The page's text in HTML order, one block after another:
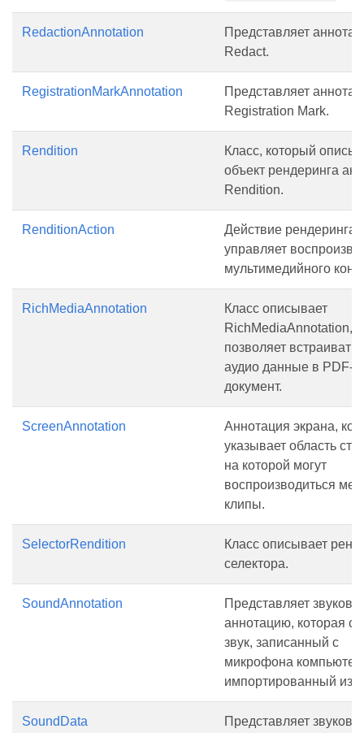
RedactionAnnotation
Представляет
Redact.
RegistrationMarkAnnotation
Представляет
Registration Mark.
Rendition
Класс, который
объект рендеринга
Rendition.
RenditionAction
Действие рендеринга,
управляет
мультимедийного
RichMediaAnnotation
Класс описывает
RichMediaAnnotation,
позволяет встраивать
аудио данные в PDF-
документ.
ScreenAnnotation
Аннотация экрана,
указывает область
на которой могут
воспроизводиться
клипы.
SelectorRendition
Класс описывает
селектора.
SoundAnnotation
Представляет
аннотацию, которая
звук, записанный с
микрофона
импортированный из
SoundData
Представляет